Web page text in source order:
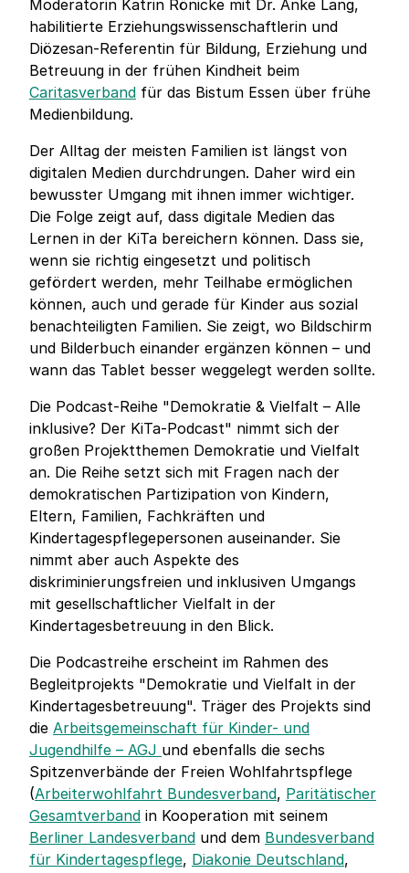
Moderatorin Katrin Rönicke mit Dr. Anke Lang,
habilitierte Erziehungswissenschaftlerin und
Diözesan-Referentin für Bildung, Erziehung und
Betreuung in der frühen Kindheit beim
Caritasverband für das Bistum Essen über frühe
Medienbildung.
Der Alltag der meisten Familien ist längst von
digitalen Medien durchdrungen. Daher wird ein
bewusster Umgang mit ihnen immer wichtiger.
Die Folge zeigt auf, dass digitale Medien das
Lernen in der KiTa bereichern können. Dass sie,
wenn sie richtig eingesetzt und politisch
gefördert werden, mehr Teilhabe ermöglichen
können, auch und gerade für Kinder aus sozial
benachteiligten Familien. Sie zeigt, wo Bildschirm
und Bilderbuch einander ergänzen können – und
wann das Tablet besser weggelegt werden sollte.
Die Podcast-Reihe "Demokratie & Vielfalt – Alle
inklusive? Der KiTa-Podcast" nimmt sich der
großen Projektthemen Demokratie und Vielfalt
an. Die Reihe setzt sich mit Fragen nach der
demokratischen Partizipation von Kindern,
Eltern, Familien, Fachkräften und
Kindertagespflegepersonen auseinander. Sie
nimmt aber auch Aspekte des
diskriminierungsfreien und inklusiven Umgangs
mit gesellschaftlicher Vielfalt in der
Kindertagesbetreuung in den Blick.
Die Podcastreihe erscheint im Rahmen des
Begleitprojekts "Demokratie und Vielfalt in der
Kindertagesbetreuung". Träger des Projekts sind
die Arbeitsgemeinschaft für Kinder- und
Jugendhilfe – AGJ und ebenfalls die sechs
Spitzenverbände der Freien Wohlfahrtspflege
(Arbeiterwohlfahrt Bundesverband, Paritätischer
Gesamtverband in Kooperation mit seinem
Berliner Landesverband und dem Bundesverband
für Kindertagespflege, Diakonie Deutschland,